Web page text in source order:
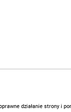
działanie strony i